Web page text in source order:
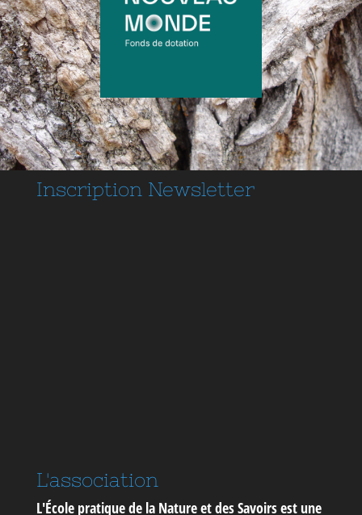
Inscription Newsletter
L'association
L'École pratique de la Nature et des Savoirs est une